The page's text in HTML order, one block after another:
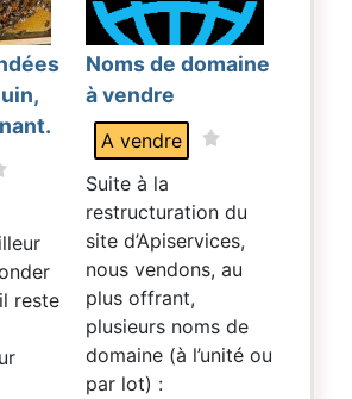
reste
Noms de domaine
à vendre
A vendre
Suite à la
restructuration du
site d’Apiservices,
nous vendons, au
plus offrant,
plusieurs noms de
domaine (à l’unité ou
par lot) :